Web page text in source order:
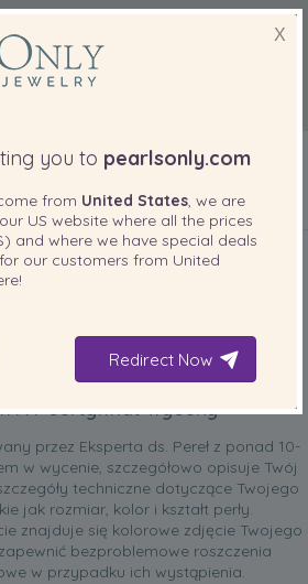
DO TWOJEGO PRODUKTU
certyfikat wyceny
przez Eksperta ds. Pereł z ponad 10-
w wycenie, szczegółowo opisuje Twój
techniczne dotyczące Twojego
jak rozmiar, kolor i kształt perły.
znajduje się kolorowe zdjęcie Twojego
bezproblemowe roszczenia
w przypadku ich wystąpienia.
X
you to pearlsonly.com
from United States , we are
US website where all the prices
and where we have special deals
our customers from United
Redirect Now